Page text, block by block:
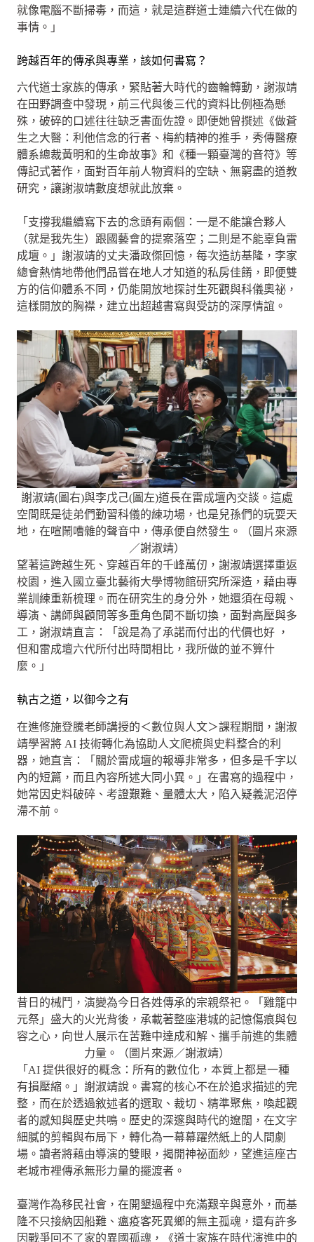
就像電腦不斷掃毒，而這，就是這群道士連續六代在做的
事情。」
跨越百年的傳承與專業，該如何書寫？
六代道士家族的傳承，緊貼著大時代的齒輪轉動，謝淑靖
在田野調查中發現，前三代與後三代的資料比例極為懸
殊，破碎的口述往往缺乏書面佐證。即便她曾撰述《做蒼
生之大醫：利他信念的行者、梅約精神的推手，秀傳醫療
體系總裁黃明和的生命故事》和《種一顆臺灣的音符》等
傳記式著作，面對百年前人物資料的空缺、無窮盡的道教
研究，讓謝淑靖數度想就此放棄。
「支撐我繼續寫下去的念頭有兩個：一是不能讓合夥人
（就是我先生）跟國藝會的提案落空；二則是不能辜負雷
成壇。」謝淑靖的丈夫潘政傑回憶，每次造訪基隆，李家
總會熱情地帶他們品嘗在地人才知道的私房佳餚，即便雙
方的信仰體系不同，仍能開放地探討生死觀與科儀奧祕，
這樣開放的胸襟，建立出超越書寫與受訪的深厚情誼。
謝淑靖(圖右)與李戊己(圖左)道長在雷成壇內交談。這處
空間既是徒弟們勤習科儀的練功場，也是兒孫們的玩耍天
地，在喧鬧嘈雜的聲音中，傳承便自然發生。（圖片來源
／謝淑靖）
望著這跨越生死、穿越百年的千峰萬仞，謝淑靖選擇重返
校園，進入國立臺北藝術大學博物館研究所深造，藉由專
業訓練重新梳理。而在研究生的身分外，她還須在母親、
導演、講師與顧問等多重角色間不斷切換，面對高壓與多
工，謝淑靖直言：「說是為了承諾而付出的代價也好 ，
但和雷成壇六代所付出時間相比，我所做的並不算什
麼。」
執古之道，以御今之有
在進修施登騰老師講授的＜數位與人文＞課程期間，謝淑
靖學習將 AI 技術轉化為協助人文爬梳與史料整合的利
器，她直言：「關於雷成壇的報導非常多，但多是千字以
內的短篇，而且內容所述大同小異。」在書寫的過程中，
她常因史料破碎、考證艱難、量體太大，陷入疑義泥沼停
滯不前。
昔日的械鬥，演變為今日各姓傳承的宗親祭祀。「雞籠中
元祭」盛大的火光背後，承載著整座港城的記憶傷痕與包
容之心，向世人展示在苦難中達成和解、攜手前進的集體
力量。（圖片來源／謝淑靖）
「AI 提供很好的概念：所有的數位化，本質上都是一種
有損壓縮。」謝淑靖說。書寫的核心不在於追求描述的完
整，而在於透過敘述者的選取、裁切、精準聚焦，喚起觀
者的感知與歷史共鳴。歷史的深邃與時代的遼闊，在文字
細膩的剪輯與布局下，轉化為一幕幕躍然紙上的人間劇
場。讀者將藉由導演的雙眼，揭開神祕面紗，望進這座古
老城市裡傳承無形力量的擺渡者。
臺灣作為移民社會，在開墾過程中充滿艱辛與意外，而基
隆不只接納因船難、瘟疫客死異鄉的無主孤魂，還有許多
因戰爭回不了家的異國孤魂，《道士家族在時代演進中的